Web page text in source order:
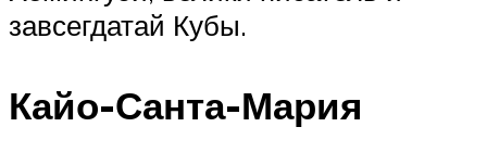
завсегдатай Кубы.
Кайо-Санта-Мария